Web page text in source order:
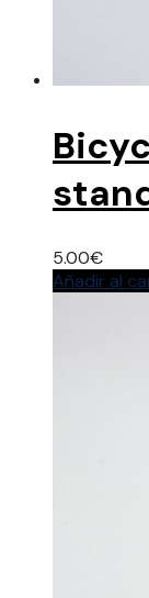
5.00€
Añadir al